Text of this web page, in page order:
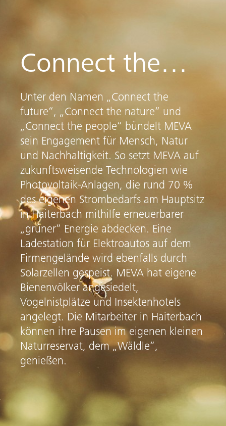
Connect the…
Unter den Namen „Connect the
future“, „Connect the nature“ und
„Connect the people“ bündelt MEVA
sein Engagement für Mensch, Natur
und Nachhaltigkeit. So setzt MEVA auf
zukunftsweisende Technologien wie
Photovoltaik-Anlagen, die rund 70 %
des eigenen Strombedarfs am Hauptsitz
in Haiterbach mithilfe erneuerbarer
„grüner“ Energie abdecken. Eine
Ladestation für Elektroautos auf dem
Firmengelände wird ebenfalls durch
Solarzellen gespeist. MEVA hat eigene
Bienenvölker angesiedelt,
Vogelnistplätze und Insektenhotels
angelegt. Die Mitarbeiter in Haiterbach
können ihre Pausen im eigenen kleinen
Naturreservat, dem „Wäldle“,
genießen.